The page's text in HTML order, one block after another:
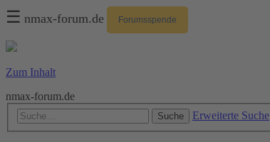
☰ nmax-forum.de Forumsspende
Zum Inhalt
nmax-forum.de
Suche Erweiterte Suche